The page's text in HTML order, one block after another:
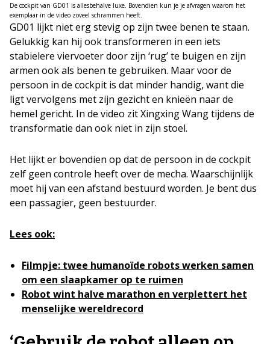
De cockpit van GD01 is allesbehalve luxe. Bovendien kun je je afvragen waarom het
exemplaar in de video zoveel schrammen heeft.
GD01 lijkt niet erg stevig op zijn twee benen te staan.
Gelukkig kan hij ook transformeren in een iets
stabielere viervoeter door zijn ‘rug’ te buigen en zijn
armen ook als benen te gebruiken. Maar voor de
persoon in de cockpit is dat minder handig, want die
ligt vervolgens met zijn gezicht en knieën naar de
hemel gericht. In de video zit Xingxing Wang tijdens de
transformatie dan ook niet in zijn stoel.
Het lijkt er bovendien op dat de persoon in de cockpit
zelf geen controle heeft over de mecha. Waarschijnlijk
moet hij van een afstand bestuurd worden. Je bent dus
een passagier, geen bestuurder.
Lees ook:
Filmpje: twee humanoïde robots werken samen
om een slaapkamer op te ruimen
Robot wint halve marathon en verplettert het
menselijke wereldrecord